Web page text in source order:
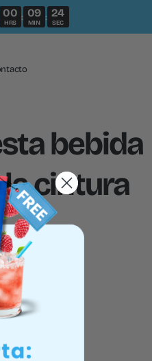
00
HRS
: 09
MIN
: 24
SEC
bebida
cintura